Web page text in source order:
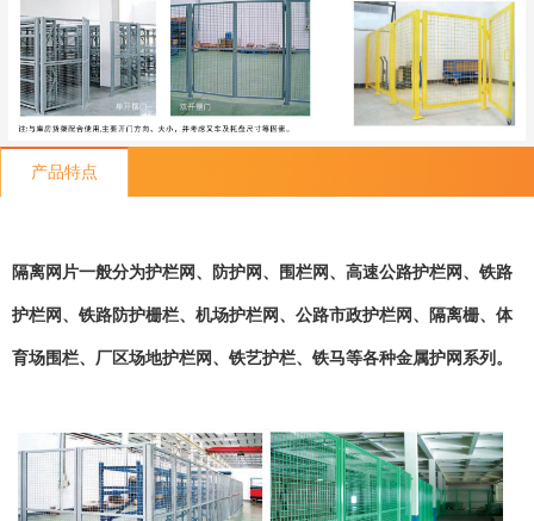
产品特点
隔离网片一般分为护栏网、防护网、围栏网、高速公路护栏网、铁路
护栏网、铁路防护栅栏、机场护栏网、公路市政护栏网、隔离栅、体
育场围栏、厂区场地护栏网、铁艺护栏、铁马等各种金属护网系列。